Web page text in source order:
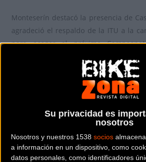
Su privacidad es
nosotros
Nosotros y nuestros 1538 socios
a información en un dispositivo, como
datos personales, como identificadores
Monteserín destacó la presencia de
agradeció el respaldo de la ITU a la
para acoger el próximo
nuestra capacidad para acoger un
características; os aseguro que vamos
Destacó también la trayectoria de
los orígenes del triatlón en Avilés a
Me consta que es una gran luchadora